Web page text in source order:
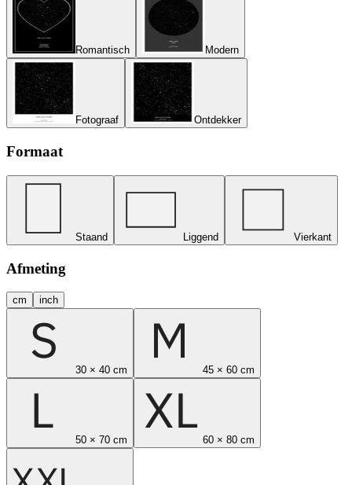
Romantisch Modern
Fotograaf Ontdekker
Formaat
Staand Liggend Vierkant
Afmeting
cm inch
30 × 40 cm 45 × 60 cm
50 × 70 cm 60 × 80 cm